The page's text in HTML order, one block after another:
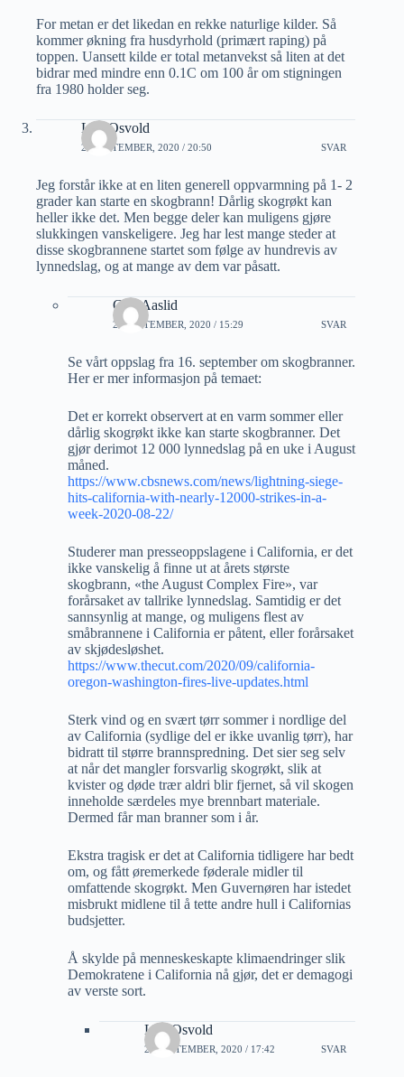
For metan er det likedan en rekke naturlige kilder. Så
kommer økning fra husdyrhold (primært raping) på
toppen. Uansett kilde er total metanvekst så liten at det
bidrar med mindre enn 0.1C om 100 år om stigningen
fra 1980 holder seg.
Leif Osvold
28 SEPTEMBER, 2020 / 20:50 SVAR
Jeg forstår ikke at en liten generell oppvarmning på 1- 2
grader kan starte en skogbrann! Dårlig skogrøkt kan
heller ikke det. Men begge deler kan muligens gjøre
slukkingen vanskeligere. Jeg har lest mange steder at
disse skogbrannene startet som følge av hundrevis av
lynnedslag, og at mange av dem var påsatt.
Geir Aaslid
29 SEPTEMBER, 2020 / 15:29 SVAR
Se vårt oppslag fra 16. september om skogbranner.
Her er mer informasjon på temaet:
Det er korrekt observert at en varm sommer eller
dårlig skogrøkt ikke kan starte skogbranner. Det
gjør derimot 12 000 lynnedslag på en uke i August
måned.
https://www.cbsnews.com/news/lightning-siege-
hits-california-with-nearly-12000-strikes-in-a-
week-2020-08-22/
Studerer man presseoppslagene i California, er det
ikke vanskelig å finne ut at årets største
skogbrann, «the August Complex Fire», var
forårsaket av tallrike lynnedslag. Samtidig er det
sannsynlig at mange, og muligens flest av
småbrannene i California er påtent, eller forårsaket
av skjødesløshet.
https://www.thecut.com/2020/09/california-
oregon-washington-fires-live-updates.html
Sterk vind og en svært tørr sommer i nordlige del
av California (sydlige del er ikke uvanlig tørr), har
bidratt til større brannspredning. Det sier seg selv
at når det mangler forsvarlig skogrøkt, slik at
kvister og døde trær aldri blir fjernet, så vil skogen
inneholde særdeles mye brennbart materiale.
Dermed får man branner som i år.
Ekstra tragisk er det at California tidligere har bedt
om, og fått øremerkede føderale midler til
omfattende skogrøkt. Men Guvernøren har istedet
misbrukt midlene til å tette andre hull i Californias
budsjetter.
Å skylde på menneskeskapte klimaendringer slik
Demokratene i California nå gjør, det er demagogi
av verste sort.
Leif Osvold
29 SEPTEMBER, 2020 / 17:42 SVAR